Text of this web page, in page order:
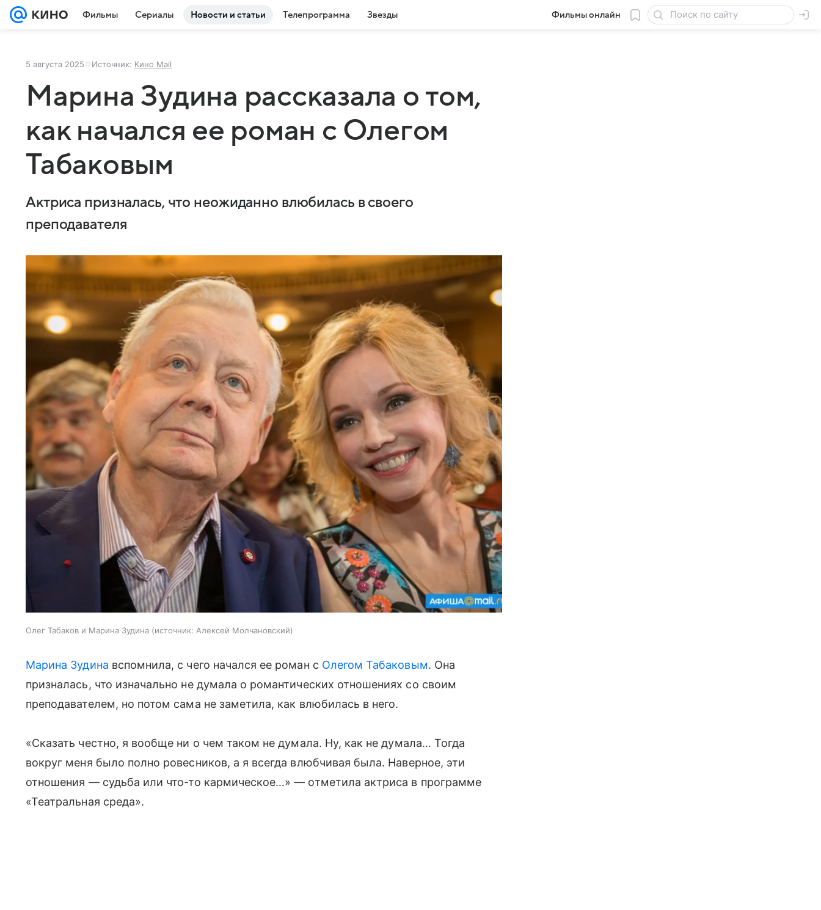
Фильмы Сериалы Новости и статьи Телепрограмма Звезды Фильмы онлайн
5 августа 2025 Источник: Кино Mail
Марина Зудина рассказала о том,
как начался ее роман с Олегом
Табаковым
Актриса призналась, что неожиданно влюбилась в своего
преподавателя
Олег Табаков и Марина Зудина источник: Алексей Молчановский
Марина Зудина вспомнила, с чего начался ее роман с Олегом Табаковым. Она
призналась, что изначально не думала о романтических отношениях со своим
преподавателем, но потом сама не заметила, как влюбилась в него.
«Сказать честно, я вообще ни о чем таком не думала. Ну, как не думала… Тогда
вокруг меня было полно ровесников, а я всегда влюбчивая была. Наверное, эти
отношения — судьба или что-то кармическое…» — отметила актриса в программе
«Театральная среда».